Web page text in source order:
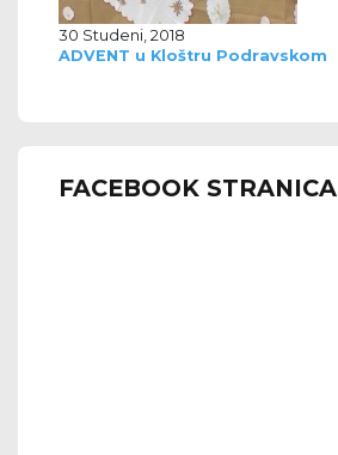
30 Studeni, 2018
ADVENT u Kloštru Podravskom
FACEBOOK STRANICA